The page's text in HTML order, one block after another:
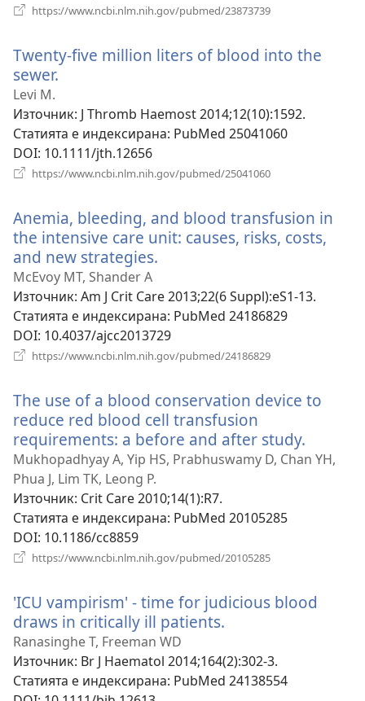
https://www.ncbi.nlm.nih.gov/pubmed/23873739
Twenty-five million liters of blood into the
sewer.
прозорец)
Levi M.
Източник‎: J Thromb Haemost 2014;12(10):1592.
Статията е индексирана‎: PubMed 25041060
DOI‎: 10.1111/jth.12656
https://www.ncbi.nlm.nih.gov/pubmed/25041060
Anemia, bleeding, and blood transfusion in
the intensive care unit: causes, risks, costs,
and new strategies.
прозорец)
McEvoy MT, Shander A
Източник‎: Am J Crit Care 2013;22(6 Suppl):eS1-13.
Статията е индексирана‎: PubMed 24186829
DOI‎: 10.4037/ajcc2013729
https://www.ncbi.nlm.nih.gov/pubmed/24186829
The use of a blood conservation device to
reduce red blood cell transfusion
requirements: a before and after study.
нов
Mukhopadhyay A, Yip HS, Prabhuswamy D, Chan YH,
Phua J, Lim TK, Leong P.
Източник‎: Crit Care 2010;14(1):R7.
Статията е индексирана‎: PubMed 20105285
DOI‎: 10.1186/cc8859
https://www.ncbi.nlm.nih.gov/pubmed/20105285
'ICU vampirism' - time for judicious blood
draws in critically ill patients.
прозорец)
Ranasinghe T, Freeman WD
Източник‎: Br J Haematol 2014;164(2):302-3.
Статията е индексирана‎: PubMed 24138554